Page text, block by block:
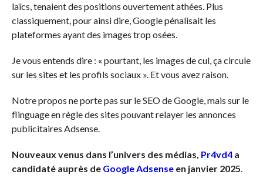
laïcs, tenaient des positions ouvertement athées. Plus
classiquement, pour ainsi dire, Google pénalisait les
plateformes ayant des images trop osées.
Je vous entends dire : « pourtant, les images de cul, ça circule
sur les sites et les profils sociaux ». Et vous avez raison.
Notre propos ne porte pas sur le SEO de Google, mais sur le
flinguage en règle des sites pouvant relayer les annonces
publicitaires Adsense.
Nouveaux venus dans l’univers des médias, Pr4vd4a
candidaté auprès de Google Adsenseen janvier 2025.